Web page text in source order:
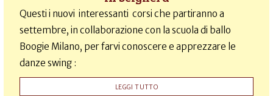
Questi i nuovi interessanti corsi che partiranno a
settembre, in collaborazione con la scuola di ballo
Boogie Milano, per farvi conoscere e apprezzare le
danze swing :
LEGGI TUTTO